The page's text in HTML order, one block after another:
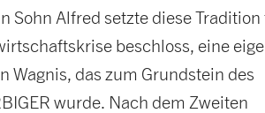
Sohn Alfred setzte diese Tradition
beschloss, eine
Wagnis, das zum Grundstein des
wurde. Nach dem Zweiten